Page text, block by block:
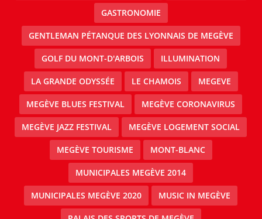
GASTRONOMIE
GENTLEMAN PÉTANQUE DES LYONNAIS DE MEGÈVE
GOLF DU MONT-D'ARBOIS ILLUMINATION
LA GRANDE ODYSSÉE LE CHAMOIS MEGEVE
MEGÈVE BLUES FESTIVAL MEGÈVE CORONAVIRUS
MEGÈVE JAZZ FESTIVAL MEGÈVE LOGEMENT SOCIAL
MEGÈVE TOURISME MONT-BLANC
MUNICIPALES MEGÈVE 2014
MUNICIPALES MEGÈVE 2020 MUSIC IN MEGÈVE